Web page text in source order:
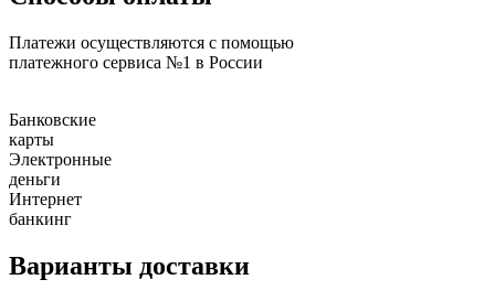
Платежи осуществляются с помощью
платежного сервиса №1 в России
Банковские
карты
Электронные
деньги
Интернет
банкинг
Варианты доставки